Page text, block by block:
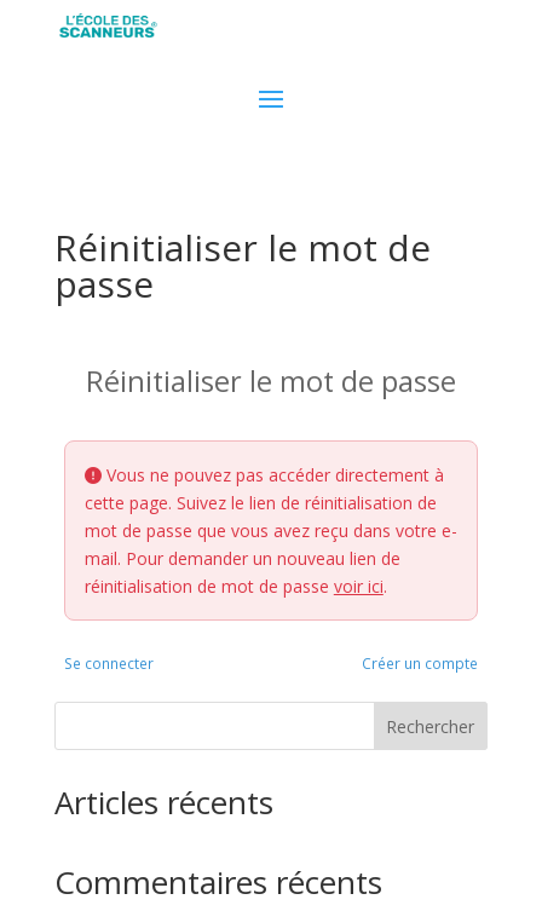
Réinitialiser le mot de
passe
Réinitialiser le mot de passe
Vous ne pouvez pas accéder directement à
cette page. Suivez le lien de réinitialisation de
mot de passe que vous avez reçu dans votre e-
mail. Pour demander un nouveau lien de
réinitialisation de mot de passe voir ici.
Se connecter Créer un compte
Rechercher
Articles récents
Commentaires récents